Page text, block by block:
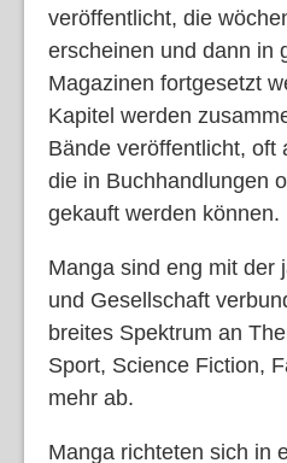
veröffentlicht, die
erscheinen und dann in
Magazinen fortgesetzt
Kapitel werden
Bände veröffentlicht, oft
die in Buchhandlungen
gekauft werden können.
Manga sind eng mit der
und Gesellschaft
breites Spektrum an
Sport, Science Fiction,
mehr ab.
Manga richteten sich in